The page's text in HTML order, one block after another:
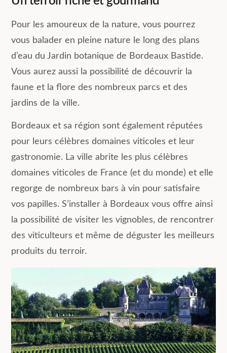
Pour les amoureux de la nature, vous pourrez
vous balader en pleine nature le long des plans
d’eau du Jardin botanique de Bordeaux Bastide.
Vous aurez aussi la possibilité de découvrir la
faune et la flore des nombreux parcs et des
jardins de la ville.
Bordeaux et sa région sont également réputées
pour leurs célèbres domaines viticoles et leur
gastronomie. La ville abrite les plus célèbres
domaines viticoles de France (et du monde) et elle
regorge de nombreux bars à vin pour satisfaire
vos papilles. S’installer à Bordeaux vous offre ainsi
la possibilité de visiter les vignobles, de rencontrer
des viticulteurs et même de déguster les meilleurs
produits du terroir.